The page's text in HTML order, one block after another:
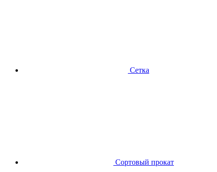
Сетка
Сортовый прокат